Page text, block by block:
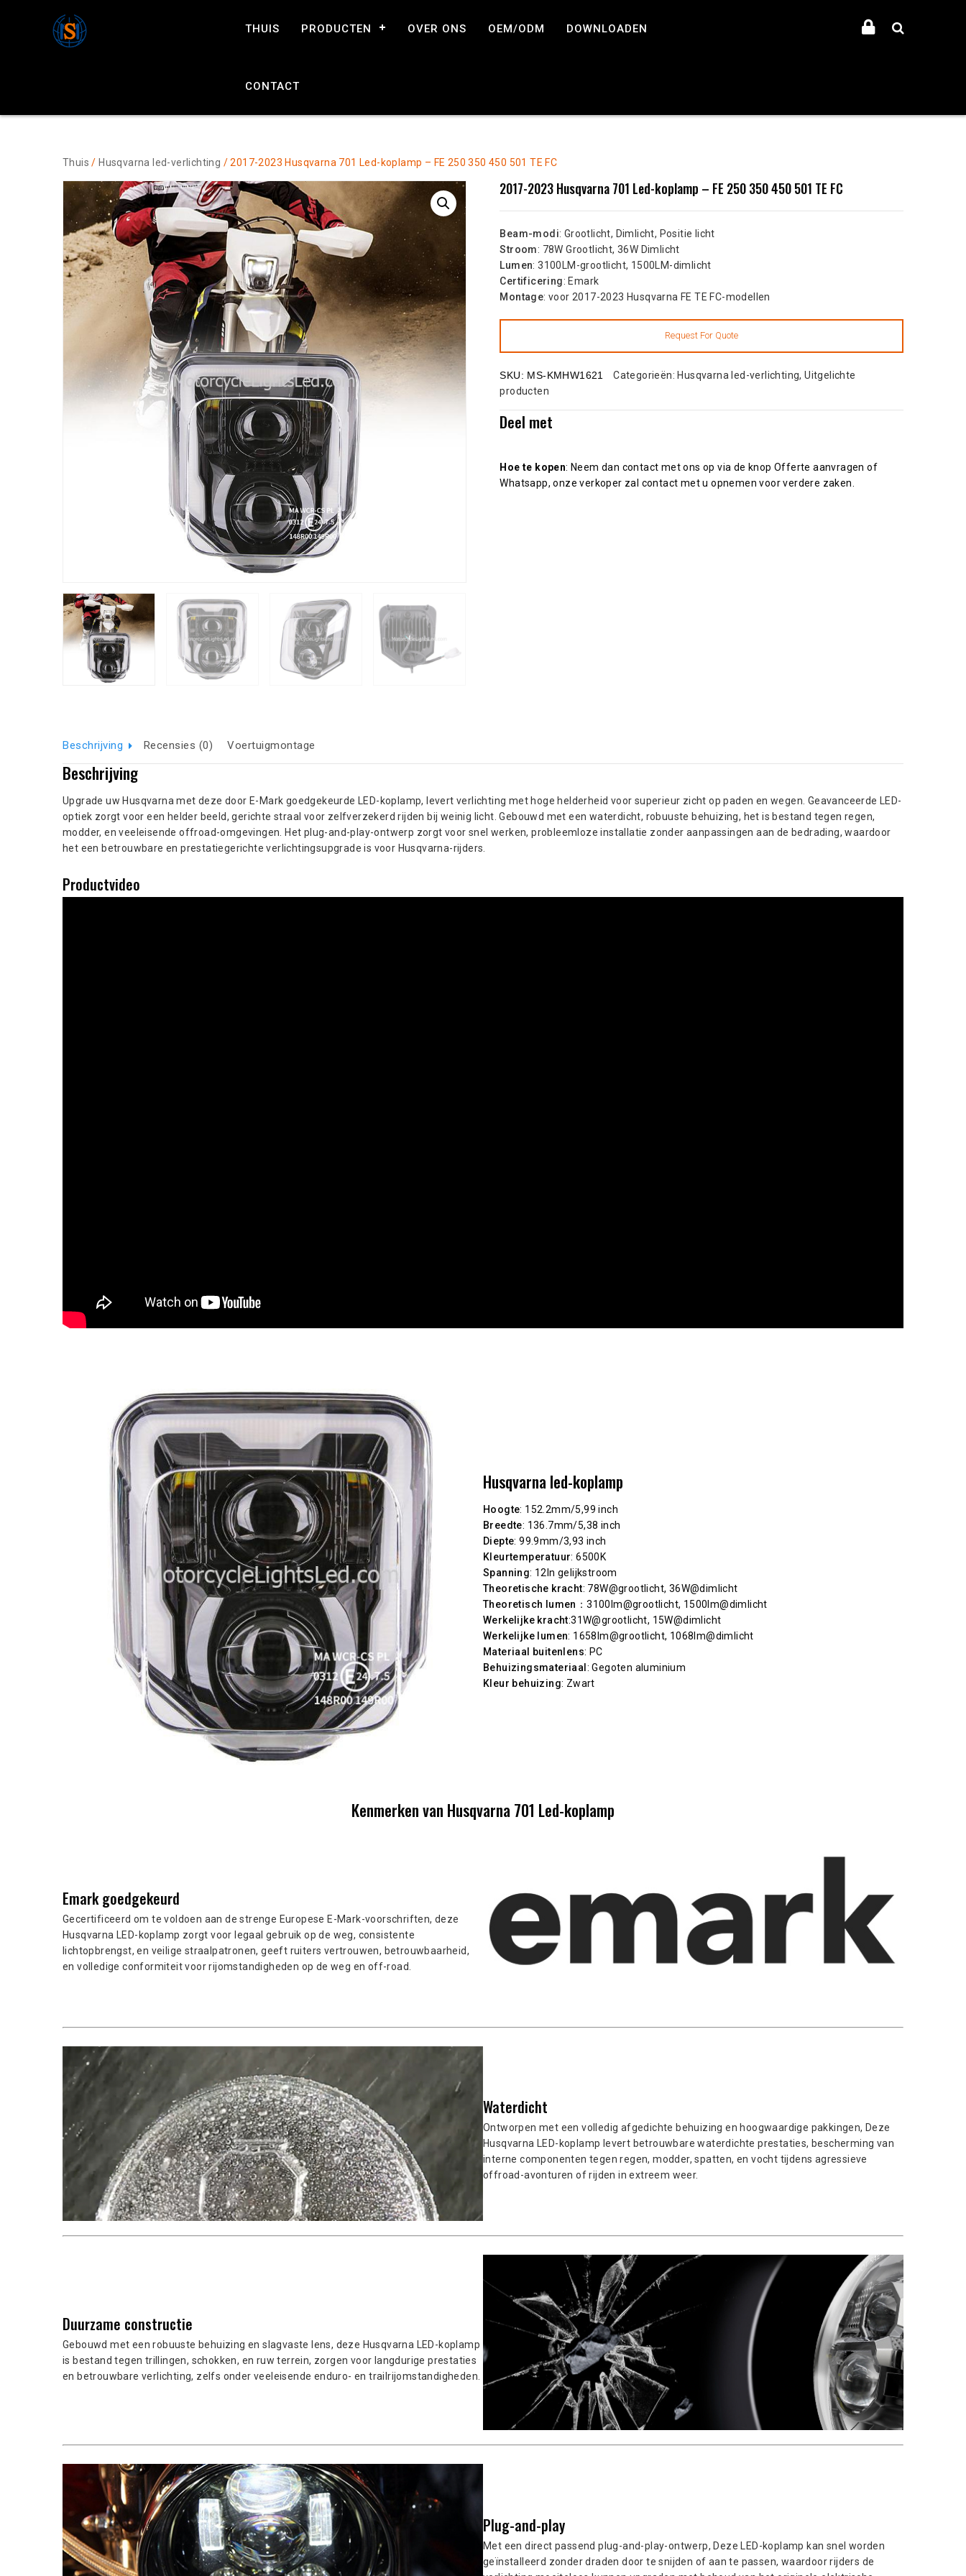
THUIS PRODUCTEN OVER ONS OEM/ODM DOWNLOADEN
CONTACT
Thuis / Husqvarna led-verlichting / 2017-2023 Husqvarna 701 Led-koplamp – FE 250 350 450 501 TE FC
2017-2023 Husqvarna 701 Led-koplamp – FE 250 350 450 501 TE FC
Beam-modi: Grootlicht, Dimlicht, Positie licht
Stroom: 78W Grootlicht, 36W Dimlicht
Lumen: 3100LM-grootlicht, 1500LM-dimlicht
Certificering: Emark
Montage: voor 2017-2023 Husqvarna FE TE FC-modellen
SKU: MS-KMHW1621 Categorieën:Husqvarna led-verlichting,Uitgelichte
producten
Deel met
Hoe te kopen: Neem dan contact met ons op via de knop Offerte aanvragen of
Whatsapp, onze verkoper zal contact met u opnemen voor verdere zaken.
Beschrijving Recensies (0) Voertuigmontage
Beschrijving
Upgrade uw Husqvarna met deze door E-Mark goedgekeurde LED-koplamp, levert verlichting met hoge helderheid voor superieur zicht op paden en wegen. Geavanceerde LED-
optiek zorgt voor een helder beeld, gerichte straal voor zelfverzekerd rijden bij weinig licht. Gebouwd met een waterdicht, robuuste behuizing, het is bestand tegen regen,
modder, en veeleisende offroad-omgevingen. Het plug-and-play-ontwerp zorgt voor snel werken, probleemloze installatie zonder aanpassingen aan de bedrading, waardoor
het een betrouwbare en prestatiegerichte verlichtingsupgrade is voor Husqvarna-rijders.
Productvideo
Husqvarna led-koplamp
Hoogte: 152.2mm/5,99 inch
Breedte: 136.7mm/5,38 inch
Diepte: 99.9mm/3,93 inch
Kleurtemperatuur: 6500K
Spanning: 12In gelijkstroom
Theoretische kracht: 78W@grootlicht, 36W@dimlicht
Theoretisch lumen ：3100lm@grootlicht, 1500lm@dimlicht
Werkelijke kracht:31W@grootlicht, 15W@dimlicht
Werkelijke lumen: 1658lm@grootlicht, 1068lm@dimlicht
Materiaal buitenlens: PC
Behuizingsmateriaal : Gegoten aluminium
Kleur behuizing: Zwart
Kenmerken van Husqvarna 701 Led-koplamp
Emark goedgekeurd
Gecertificeerd om te voldoen aan de strenge Europese E-Mark-voorschriften, deze
Husqvarna LED-koplamp zorgt voor legaal gebruik op de weg, consistente
lichtopbrengst, en veilige straalpatronen, geeft ruiters vertrouwen, betrouwbaarheid,
en volledige conformiteit voor rijomstandigheden op de weg en off-road.
Waterdicht
Ontworpen met een volledig afgedichte behuizing en hoogwaardige pakkingen, Deze
Husqvarna LED-koplamp levert betrouwbare waterdichte prestaties, bescherming van
interne componenten tegen regen, modder, spatten, en vocht tijdens agressieve
offroad-avonturen of rijden in extreem weer.
Duurzame constructie
Gebouwd met een robuuste behuizing en slagvaste lens, deze Husqvarna LED-koplamp
is bestand tegen trillingen, schokken, en ruw terrein, zorgen voor langdurige prestaties
en betrouwbare verlichting, zelfs onder veeleisende enduro- en trailrijomstandigheden.
Plug-and-play
Met een direct passend plug-and-play-ontwerp, Deze LED-koplamp kan snel worden
geïnstalleerd zonder draden door te snijden of aan te passen, waardoor rijders de